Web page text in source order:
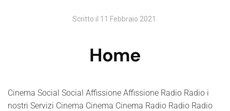
Scritto il 11 Febbraio 2021
Home
Cinema Social Social Affissione Affissione Radio Radio i
nostri Servizi Cinema Cinema Cinema Radio Radio Radio